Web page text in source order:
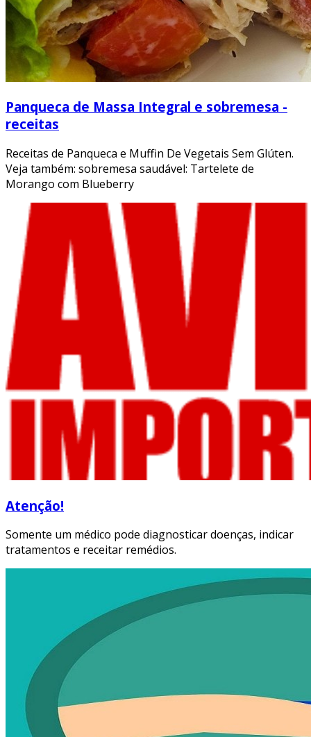
Panqueca de Massa Integral e sobremesa -
receitas
Receitas de Panqueca e Muffin De Vegetais Sem Glúten.
Veja também: sobremesa saudável: Tartelete de
Morango com Blueberry
Atenção!
Somente um médico pode diagnosticar doenças, indicar
tratamentos e receitar remédios.